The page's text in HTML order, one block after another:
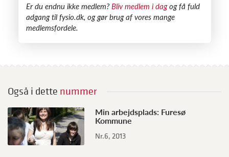
​Er du endnu ikke medlem?Bliv medlem i dagog få fuld
adgang til fysio.dk, og gør brug af vores mange
medlemsfordele.
Også i dette nummer
Min arbejdsplads: Furesø
Kommune
Nr.6, 2013